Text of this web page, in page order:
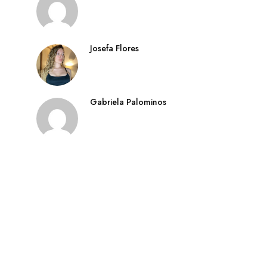
Josefa Flores
Gabriela Palominos